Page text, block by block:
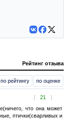
Рейтинг отзыва
по рейтингу по оценке
[ 21 ]
что она может
птички(сварливых и